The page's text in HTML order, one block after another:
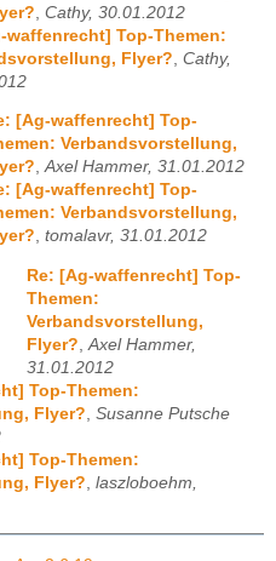
Cathy, 30.01.2012
waffenrecht] Top-Themen:
Flyer?
Cathy,
[Ag-waffenrecht] Top-
Verbandsvorstellung,
,Axel Hammer, 31.01.2012
[Ag-waffenrecht] Top-
Verbandsvorstellung,
, tomalavr, 31.01.2012
Re: [Ag-waffenrecht] Top-
Themen:
Verbandsvorstellung,
Flyer? Axel Hammer,
31.01.2012
Top-Themen:
Flyer? Susanne Putsche
Top-Themen:
Flyer? laszloboehm,